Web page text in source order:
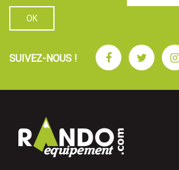
SUIVEZ-NOUS ! Facebook